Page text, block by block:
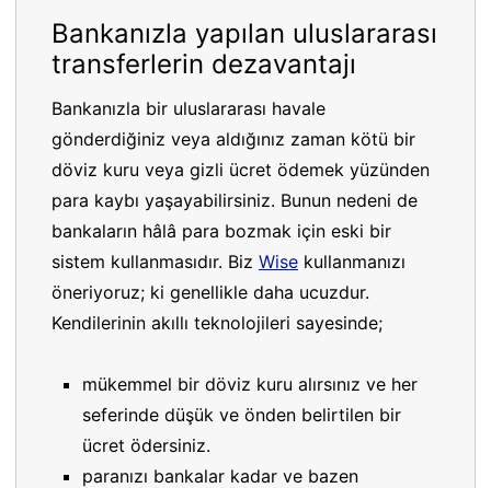
Bankanızla yapılan uluslararası
transferlerin dezavantajı
Bankanızla bir uluslararası havale
gönderdiğiniz veya aldığınız zaman kötü bir
döviz kuru veya gizli ücret ödemek yüzünden
para kaybı yaşayabilirsiniz. Bunun nedeni de
bankaların hâlâ para bozmak için eski bir
sistem kullanmasıdır. Biz Wise kullanmanızı
öneriyoruz; ki genellikle daha ucuzdur.
Kendilerinin akıllı teknolojileri sayesinde;
mükemmel bir döviz kuru alırsınız ve her
seferinde düşük ve önden belirtilen bir
ücret ödersiniz.
paranızı bankalar kadar ve bazen